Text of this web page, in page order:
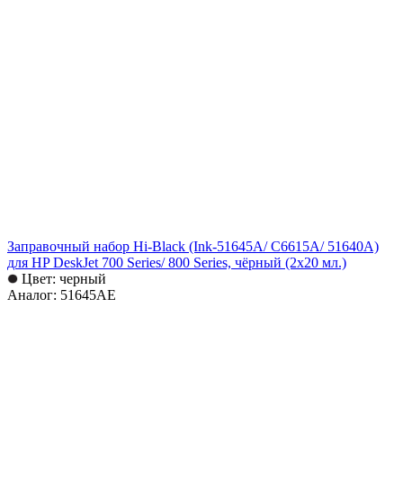
Заправочный набор Hi-Black (Ink-51645A/ C6615A/ 51640A)
для HP DeskJet 700 Series/ 800 Series, чёрный (2х20 мл.)
Цвет: черный
Аналог: 51645AE